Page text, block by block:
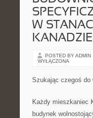
W
KANADZIE
POSTED BY ADMIN
WYŁĄCZONA
Szukając czegoś do
Każdy mieszkaniec
budynek